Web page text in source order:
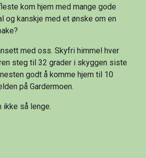
kom hjem med mange gode
og kanskje med et ønske om en
med oss. Skyfri himmel hver
steg til 32 grader i skyggen siste
godt å komme hjem til 10
på Gardermoen.
ikke så lenge.